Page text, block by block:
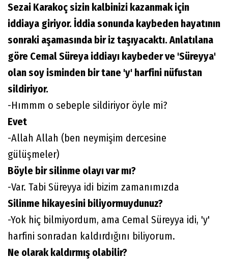
Sezai Karakoç sizin kalbinizi kazanmak için
iddiaya giriyor. İddia sonunda kaybeden hayatının
sonraki aşamasında bir iz taşıyacaktı. Anlatılana
göre Cemal Süreya iddiayı kaybeder ve 'Süreyya'
olan soy isminden bir tane 'y' harfini nüfustan
sildiriyor.
-Hımmm o sebeple sildiriyor öyle mi?
Evet
-Allah Allah (ben neymişim dercesine
gülüşmeler)
Böyle bir silinme olayı var mı?
-Var. Tabi Süreyya idi bizim zamanımızda
Silinme hikayesini biliyormuydunuz?
-Yok hiç bilmiyordum, ama Cemal Süreyya idi, 'y'
harfini sonradan kaldırdığını biliyorum.
Ne olarak kaldırmış olabilir?